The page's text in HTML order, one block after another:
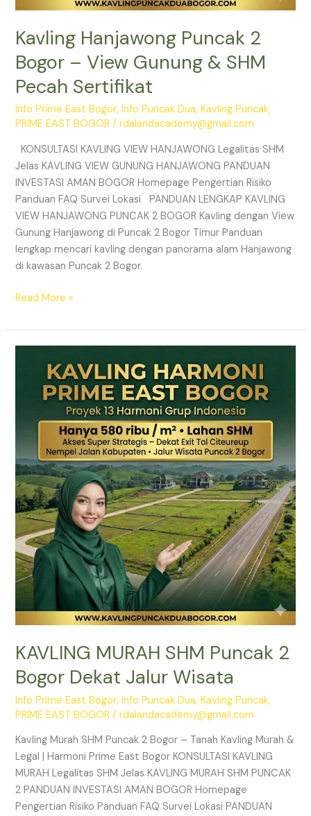
Kavling Hanjawong Puncak 2
Bogor – View Gunung & SHM
Pecah Sertifikat
Info Prime East Bogor,Info Puncak Dua,Kavling Puncak,
PRIME EAST BOGOR /rdalandacademy@gmail.com
KONSULTASI KAVLING VIEW HANJAWONG Legalitas SHM
Jelas KAVLING VIEW GUNUNG HANJAWONG PANDUAN
INVESTASI AMAN BOGOR Homepage Pengertian Risiko
Panduan FAQ Survei Lokasi PANDUAN LENGKAP KAVLING
VIEW HANJAWONG PUNCAK 2 BOGOR Kavling dengan View
Gunung Hanjawong di Puncak 2 Bogor Timur Panduan
lengkap mencari kavling dengan panorama alam Hanjawong
di kawasan Puncak 2 Bogor.
Read More »
KAVLING MURAH SHM Puncak 2
Bogor Dekat Jalur Wisata
Info Prime East Bogor,Info Puncak Dua,Kavling Puncak,
PRIME EAST BOGOR /rdalandacademy@gmail.com
Kavling Murah SHM Puncak 2 Bogor – Tanah Kavling Murah &
Legal | Harmoni Prime East Bogor KONSULTASI KAVLING
MURAH Legalitas SHM Jelas KAVLING MURAH SHM PUNCAK
2 PANDUAN INVESTASI AMAN BOGOR Homepage
Pengertian Risiko Panduan FAQ Survei Lokasi PANDUAN
Puncak
Jalur
Wisata